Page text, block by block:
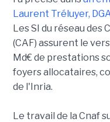
Laurent Tréluyer,
Les SI du réseau des
(CAF) assurent le
Md€ de prestations
foyers allocataires,
de l'Inria.
Le travail de la Cnaf